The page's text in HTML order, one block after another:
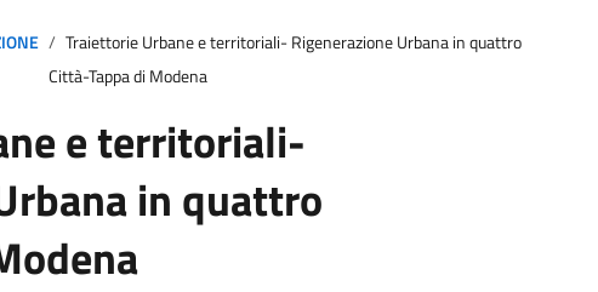
Traiettorie Urbane e territoriali- Rigenerazione Urbana in quattro
Città-Tappa di Modena
e territoriali-
in quattro